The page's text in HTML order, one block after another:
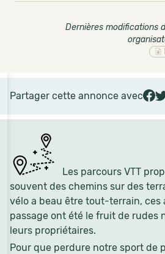
Les parcours VTT
souvent des chemins sur des
vélo a beau être tout-terrain, ces
passage ont été le fruit de rudes
leurs propriétaires.
Pour que perdure notre sport de
Dernières modifications
Partager cette annonce avec